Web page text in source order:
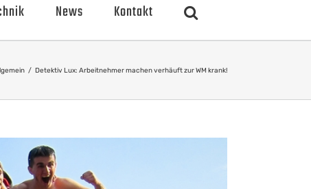
News Kontakt
/ Detektiv Lux: Arbeitnehmer machen verhäuft zur WM krank!